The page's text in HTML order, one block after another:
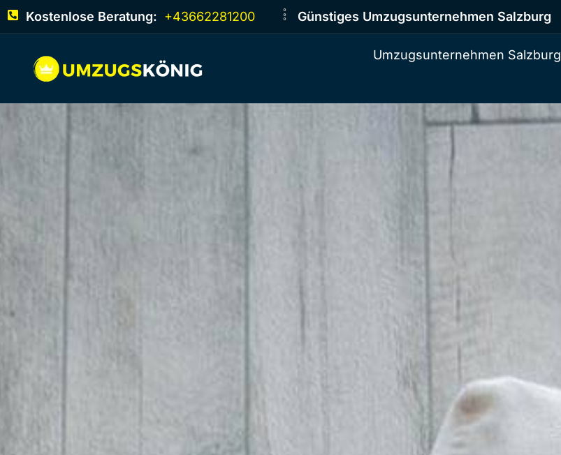
Kostenlose Beratung: +43662281200 Günstiges Umzugsunternehmen Salzburg
Umzugsunternehmen Salzburg